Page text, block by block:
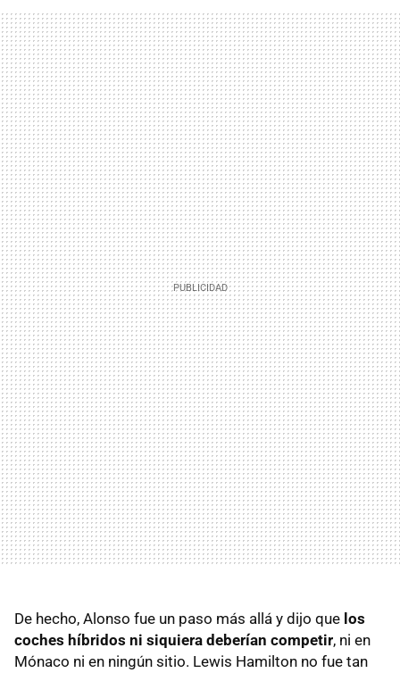
De hecho, Alonso fue un paso más allá y dijo que los
coches híbridos ni siquiera deberían competir, ni en
Mónaco ni en ningún sitio. Lewis Hamilton no fue tan